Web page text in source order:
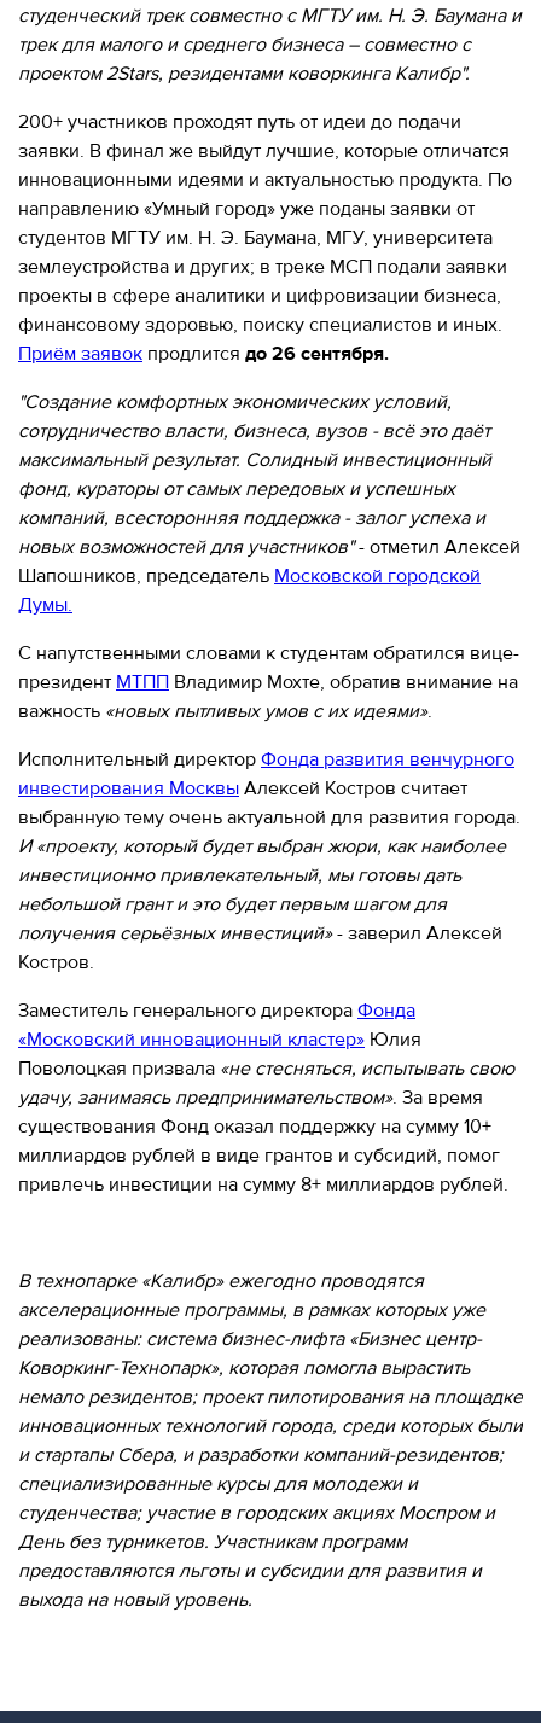
9:00
-
17:00
студенческий трек совместно с МГТУ им. Н. Э. Баумана и
трек для малого и среднего бизнеса – совместно с
проектом 2Stars, резидентами коворкинга Калибр".
200+ участников проходят путь от идеи до подачи
заявки. В финал же выйдут лучшие, которые отличатся
инновационными идеями и актуальностью продукта. По
направлению «Умный город» уже поданы заявки от
студентов МГТУ им. Н. Э. Баумана, МГУ, университета
землеустройства и других; в треке МСП подали заявки
проекты в сфере аналитики и цифровизации бизнеса,
финансовому здоровью, поиску специалистов и иных.
Приём заявок продлится до 26 сентября.
"Создание комфортных экономических условий,
сотрудничество власти, бизнеса, вузов - всё это даёт
максимальный результат. Солидный инвестиционный
фонд, кураторы от самых передовых и успешных
компаний, всесторонняя поддержка - залог успеха и
новых возможностей для участников"- отметил Алексей
Шапошников, председатель Московской городской
Думы.
С напутственными словами к студентам обратился вице-
президент МТПП Владимир Мохте, обратив внимание на
важность «новых пытливых умов с их идеями».
Исполнительный директор Фонда развития венчурного
инвестирования Москвы Алексей Костров считает
выбранную тему очень актуальной для развития города.
И «проекту, который будет выбран жюри, как наиболее
инвестиционно привлекательный, мы готовы дать
небольшой грант и это будет первым шагом для
получения серьёзных инвестиций»- заверил Алексей
Костров.
Заместитель генерального директора Фонда
«Московский инновационный кластер» Юлия
Поволоцкая призвала «не стесняться, испытывать свою
удачу, занимаясь предпринимательством». За время
существования Фонд оказал поддержку на сумму 10+
миллиардов рублей в виде грантов и субсидий, помог
привлечь инвестиции на сумму 8+ миллиардов рублей.
В технопарке «Калибр» ежегодно проводятся
акселерационные программы, в рамках которых уже
реализованы:система бизнес-лифта «Бизнес центр-
Коворкинг-Технопарк», которая помогла вырастить
немало резидентов; проект пилотирования на площадке
инновационных технологий города, среди которых были
и стартапы Сбера, и разработки компаний-резидентов;
специализированные курсы для молодежи и
студенчества; участие в городских акциях Моспром и
День без турникетов. Участникам программ
предоставляются льготы и субсидии для развития и
выхода на новый уровень.